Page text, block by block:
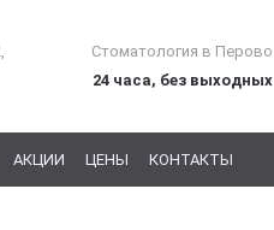
Стоматология в Перово
24 часа, без выходных
АКЦИИ ЦЕНЫ КОНТАКТЫ